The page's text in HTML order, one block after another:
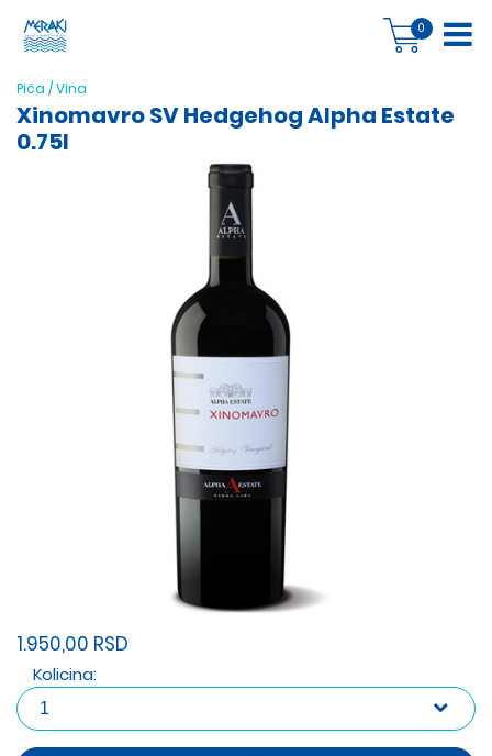
0
Pića /Vina
Xinomavro SV Hedgehog Alpha Estate
0.75l
1.950,00 RSD
Kolicina: